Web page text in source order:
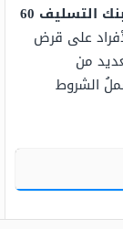
شروط قرض الزواج بنك التسليف 60
على قرض
من
الشروط